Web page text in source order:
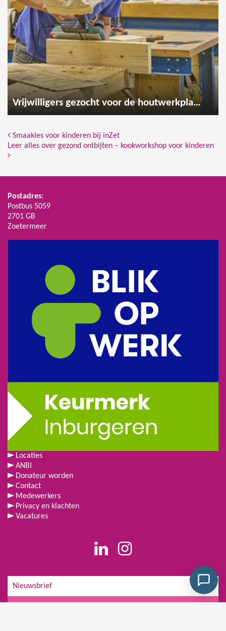
Vrijwilligers gezocht voor de houtwerkplaats
Bericht Navigatie
Smaakles voor kinderen bij inZet
Leer alles over gezond ontbijten – kookworkshop voor kinderen
Postadres:
Postbus 5059
2701 GB
Zoetermeer
Locaties
ANBI
Donateur worden
Contact
Medewerkers
Privacy en klachten
Vacatures